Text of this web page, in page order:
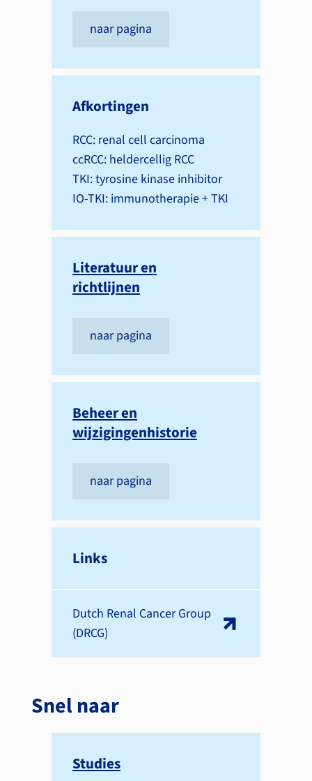
naar pagina
Afkortingen
RCC: renal cell carcinoma
ccRCC: heldercellig RCC
TKI: tyrosine kinase inhibitor
IO-TKI: immunotherapie + TKI
Literatuur en
richtlijnen
naar pagina
Beheer en
wijzigingenhistorie
naar pagina
Links
Dutch Renal Cancer Group
(DRCG)
Snel naar
Studies